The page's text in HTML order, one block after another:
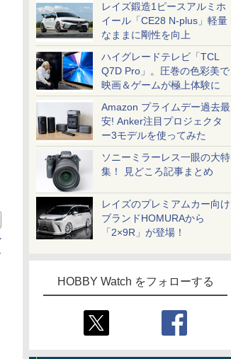
レイズ鍛造1ピースアルミホ
イール「CE28 N-plus」軽量
なままに剛性を向上
ハイグレードテレビ「TCL
Q7D Pro」。圧巻の色彩美で
映画＆ゲームが極上体験に
Amazon プライムデー過去最
安! Anker注目プロジェクタ
ー3モデルを使ってみた
ソニーミラーレス一眼の大特
集！ 見どころ記事まとめ
レイズのプレミアムカー向け
ブランドHOMURAから
「2×9R」が登場！
HOBBY Watch をフォローする